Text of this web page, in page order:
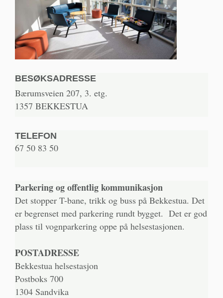
BESØKSADRESSE
Bærumsveien 207, 3. etg.
1357 BEKKESTUA
TELEFON
67 50 83 50
Parkering og offentlig kommunikasjon
Det stopper T-bane, trikk og buss på Bekkestua. Det
er begrenset med parkering rundt bygget. Det er god
plass til vognparkering oppe på helsestasjonen.
POSTADRESSE
Bekkestua helsestasjon
Postboks 700
1304 Sandvika